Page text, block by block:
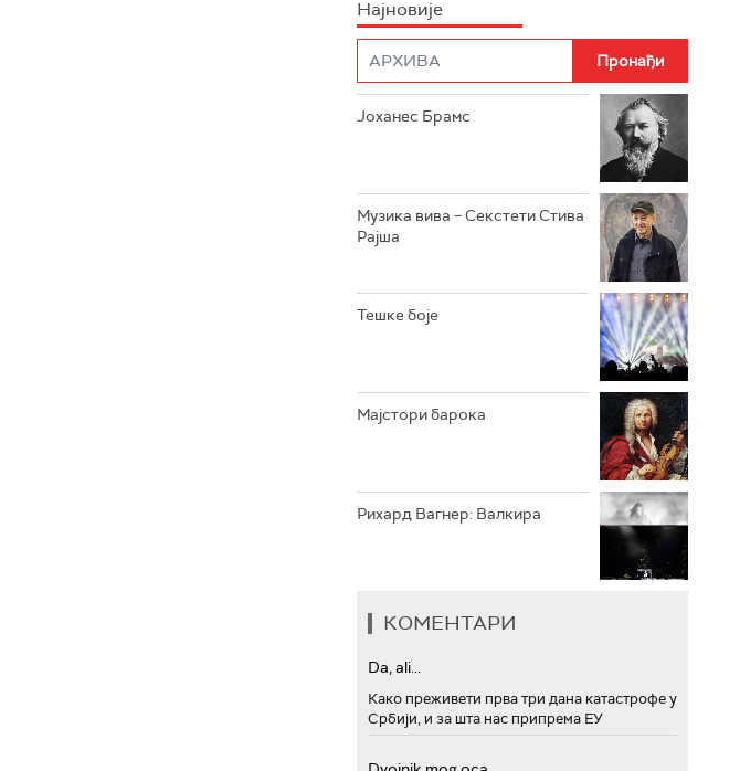
РАДИО РОКЕНРОЛЕР
РАДИО ЏУБОКС
РАДИО ВРТЕШКА
РАДИО ЏЕЗЕР
Најновије
Јоханес Брамс
Музика вива – Секстети Стива
Рајша
Тешке боје
Мајстори барока
Рихард Вагнер: Валкира
КОМЕНТАРИ
Da, ali...
Како преживети прва три дана катастрофе у
Србији, и за шта нас припрема ЕУ